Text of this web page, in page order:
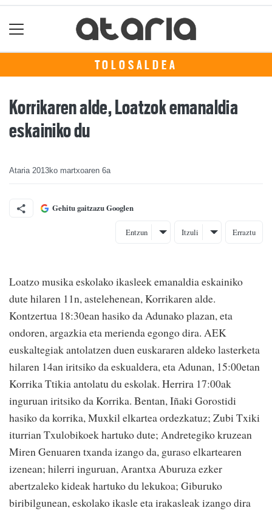
TOLOSALDEA
Korrikaren alde, Loatzok emanaldia
eskainiko du
Ataria 2013ko martxoaren 6a
Gehitu gaitzazu Googlen
Entzun Itzuli Erraztu
Loatzo musika eskolako ikasleek emanaldia eskainiko
dute hilaren 11n, astelehenean, Korrikaren alde.
Kontzertua 18:30ean hasiko da Adunako plazan, eta
ondoren, argazkia eta merienda egongo dira. AEK
euskaltegiak antolatzen duen euskararen aldeko lasterketa
hilaren 14an iritsiko da eskualdera, eta Adunan, 15:00etan
Korrika Ttikia antolatu du eskolak. Herrira 17:00ak
inguruan iritsiko da Korrika. Bentan, Iñaki Gorostidi
hasiko da korrika, Muxkil elkartea ordezkatuz; Zubi Txiki
iturrian Txulobikoek hartuko dute; Andretegiko kruzean
Miren Genuaren txanda izango da, guraso elkartearen
izenean; hilerri inguruan, Arantxa Aburuza ezker
abertzaleko kideak hartuko du lekukoa; Giburuko
biribilgunean, eskolako ikasle eta irakasleak izango dira